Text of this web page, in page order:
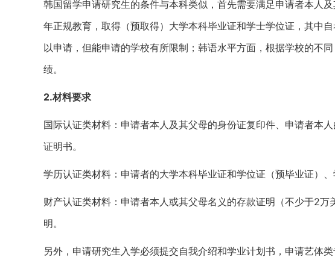
韩国留学申请研究生的条件与本科类似，首先需要满足申请者本人
年正规教育，取得（预取得）大学本科毕业证和学士学位证，其中
以申请，但能申请的学校有所限制；韩语水平方面，根据学校的不
绩。
2.材料要求
国际认证类材料：申请者本人及其父母的身份证复印件、申请者本
证明书。
学历认证类材料：申请者的大学本科毕业证和学位证（预毕业证）、
财产认证类材料：申请者本人或其父母名义的存款证明（不少于2
明。
另外，申请研究生入学必须提交自我介绍和学业计划书，申请艺体